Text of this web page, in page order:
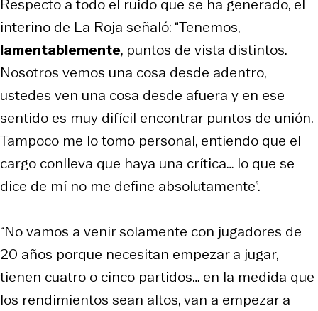
interino de La Roja señaló: “Tenemos,
lamentablemente, puntos de vista distintos.
Nosotros vemos una cosa desde adentro,
ustedes ven una cosa desde afuera y en ese
sentido es muy difícil encontrar puntos de unión.
Tampoco me lo tomo personal, entiendo que el
cargo conlleva que haya una crítica… lo que se
dice de mí no me define absolutamente”.
“No vamos a venir solamente con jugadores de
20 años porque necesitan empezar a jugar,
tienen cuatro o cinco partidos… en la medida que
los rendimientos sean altos, van a empezar a